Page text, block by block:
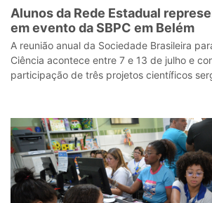
Alunos da Rede Estadual
em evento da SBPC em Belém
A reunião anual da Sociedade Brasileira
Ciência acontece entre 7 e 13 de julho e
participação de três projetos científicos